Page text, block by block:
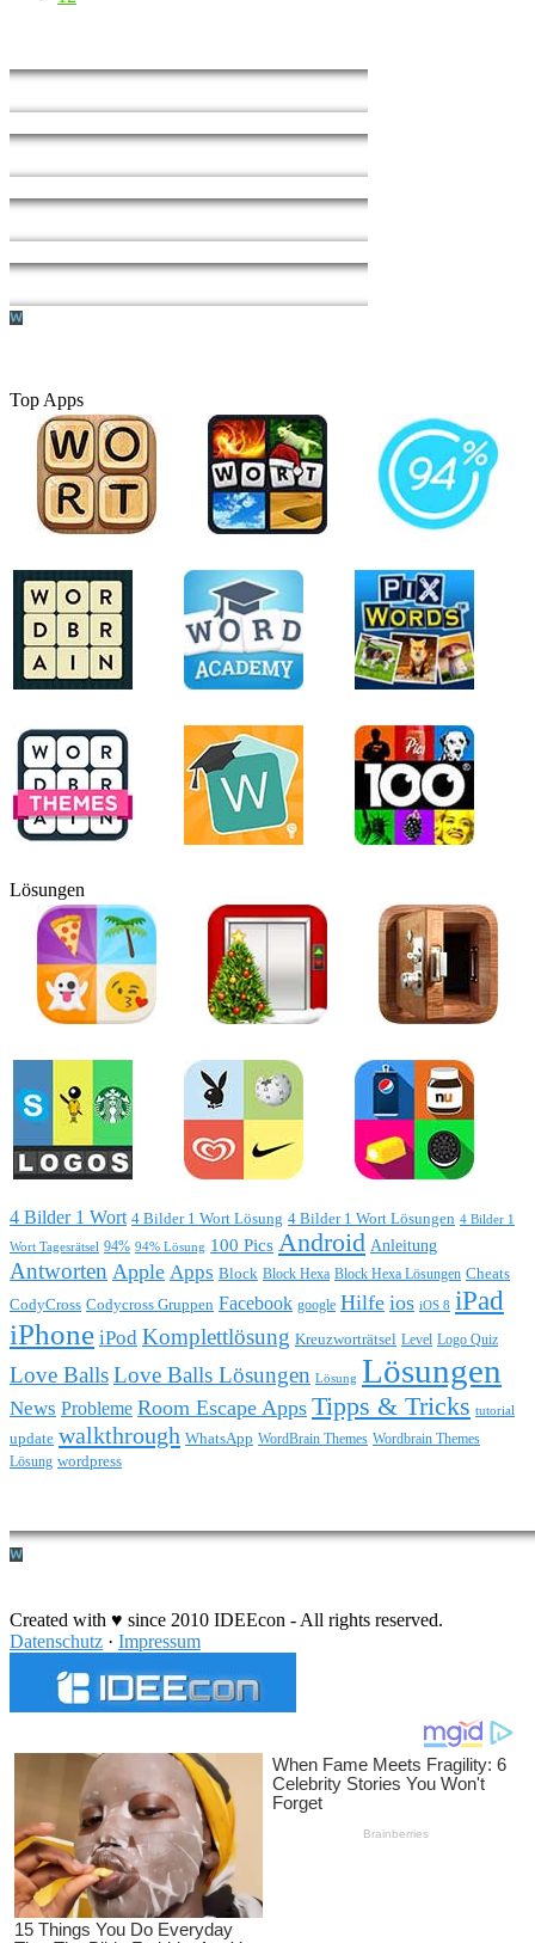
Top Apps
Lösungen
4 Bilder 1 Wort 4 Bilder 1 Wort Lösung 4 Bilder 1 Wort Lösungen 4 Bilder 1
Wort Tagesrätsel 94% 94% Lösung 100 Pics Android Anleitung
Antworten Apple Apps Block Block Hexa Block Hexa Lösungen Cheats
CodyCross Codycross Gruppen Facebook google Hilfe ios iOS 8 iPad
iPhone iPod Komplettlösung Kreuzworträtsel Level Logo Quiz
Love BallsLove Balls Lösungen Lösung Lösungen
News Probleme Room Escape Apps Tipps & Tricks tutorial
update walkthrough WhatsApp WordBrain Themes Wordbrain Themes
Lösung wordpress
Created with ♥ since 2010 IDEEcon - All rights reserved.
Datenschutz · Impressum